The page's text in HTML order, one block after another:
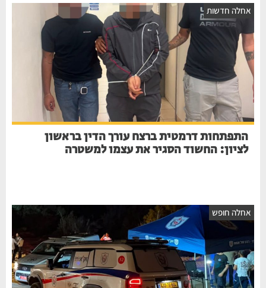
אחלה חדשות
התפתחות דרמטית ברצח עורך הדין בראשון
לציון: החשוד הסגיר את עצמו למשטרה
אחלה חופש